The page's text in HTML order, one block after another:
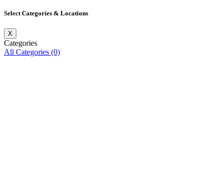
Select Categories & Locations
X
Categories
All Categories (0)